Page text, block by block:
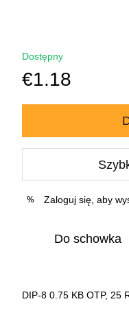
Dostępny
€1.18
% Zaloguj się , aby
Do schowka
DIP-8 0.75 KB OTP, 25